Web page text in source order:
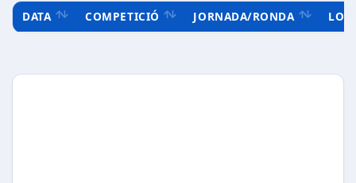
DATA COMPETICIÓ JORNADA/RONDA